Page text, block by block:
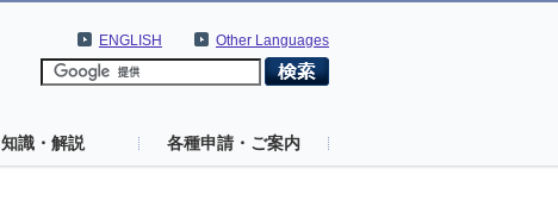
Other Languages
ENGLISH
知識・解説 各種申請・ご案内